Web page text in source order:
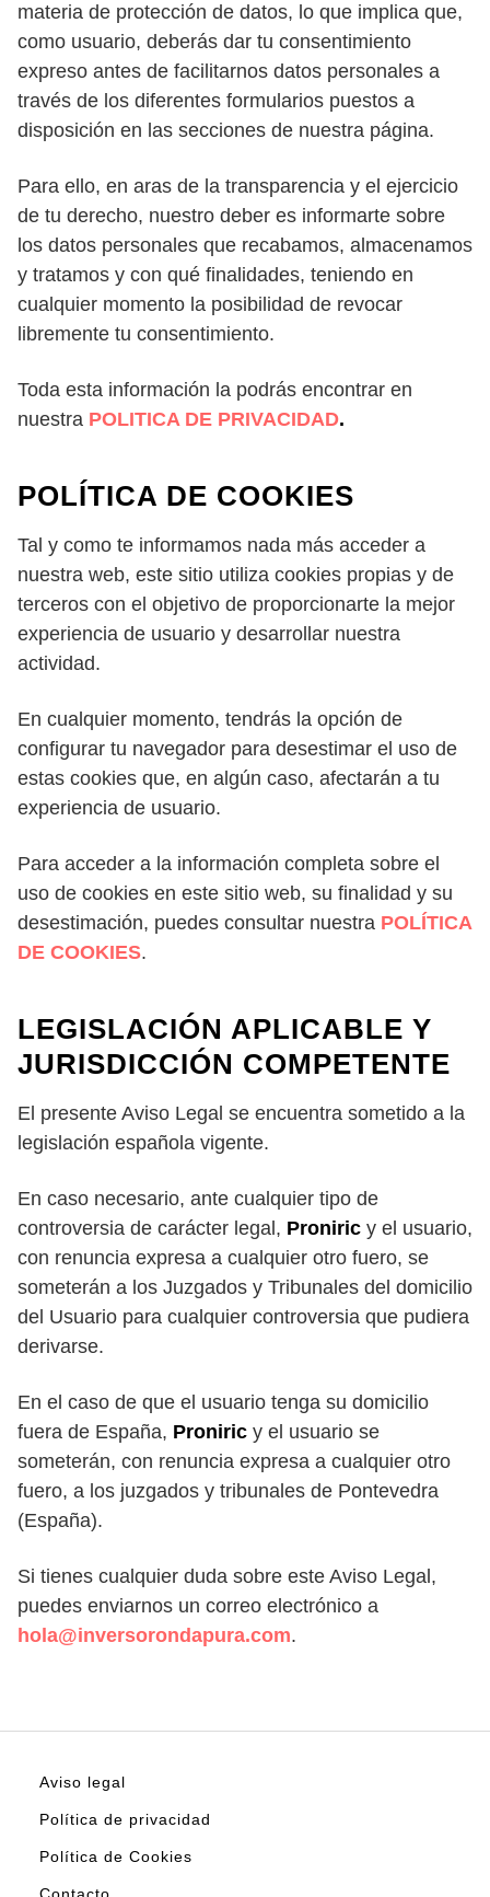
materia de protección de datos, lo que implica que,
como usuario, deberás dar tu consentimiento
expreso antes de facilitarnos datos personales a
través de los diferentes formularios puestos a
disposición en las secciones de nuestra página.
Para ello, en aras de la transparencia y el ejercicio
de tu derecho, nuestro deber es informarte sobre
los datos personales que recabamos, almacenamos
y tratamos y con qué finalidades, teniendo en
cualquier momento la posibilidad de revocar
libremente tu consentimiento.
Toda esta información la podrás encontrar en
nuestra POLITICA DE PRIVACIDAD.
POLÍTICA DE COOKIES
Tal y como te informamos nada más acceder a
nuestra web, este sitio utiliza cookies propias y de
terceros con el objetivo de proporcionarte la mejor
experiencia de usuario y desarrollar nuestra
actividad.
En cualquier momento, tendrás la opción de
configurar tu navegador para desestimar el uso de
estas cookies que, en algún caso, afectarán a tu
experiencia de usuario.
Para acceder a la información completa sobre el
uso de cookies en este sitio web, su finalidad y su
desestimación, puedes consultar nuestra POLÍTICA
DE COOKIES.
LEGISLACIÓN APLICABLE Y
JURISDICCIÓN COMPETENTE
El presente Aviso Legal se encuentra sometido a la
legislación española vigente.
En caso necesario, ante cualquier tipo de
controversia de carácter legal, Proniric y el usuario,
con renuncia expresa a cualquier otro fuero, se
someterán a los Juzgados y Tribunales del domicilio
del Usuario para cualquier controversia que pudiera
derivarse.
En el caso de que el usuario tenga su domicilio
fuera de España, Proniric y el usuario se
someterán, con renuncia expresa a cualquier otro
fuero, a los juzgados y tribunales de Pontevedra
(España).
Si tienes cualquier duda sobre este Aviso Legal,
puedes enviarnos un correo electrónico a
hola@inversorondapura.com.
Aviso legal
Política de privacidad
Política de Cookies